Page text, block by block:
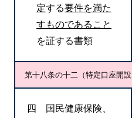
定する要件を満た
すものであること
を証する書類
第十八条の十二（特定口座開
四 国民健康保険、